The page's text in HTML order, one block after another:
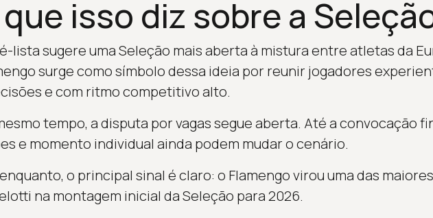
que isso diz sobre a
lista sugere uma Seleção mais aberta à mistura entre atletas da
surge como símbolo dessa ideia por reunir jogadores
e com ritmo competitivo alto.
tempo, a disputa por vagas segue aberta. Até a convocação
e momento individual ainda podem mudar o cenário.
o principal sinal é claro: o Flamengo virou uma das
na montagem inicial da Seleção para 2026.